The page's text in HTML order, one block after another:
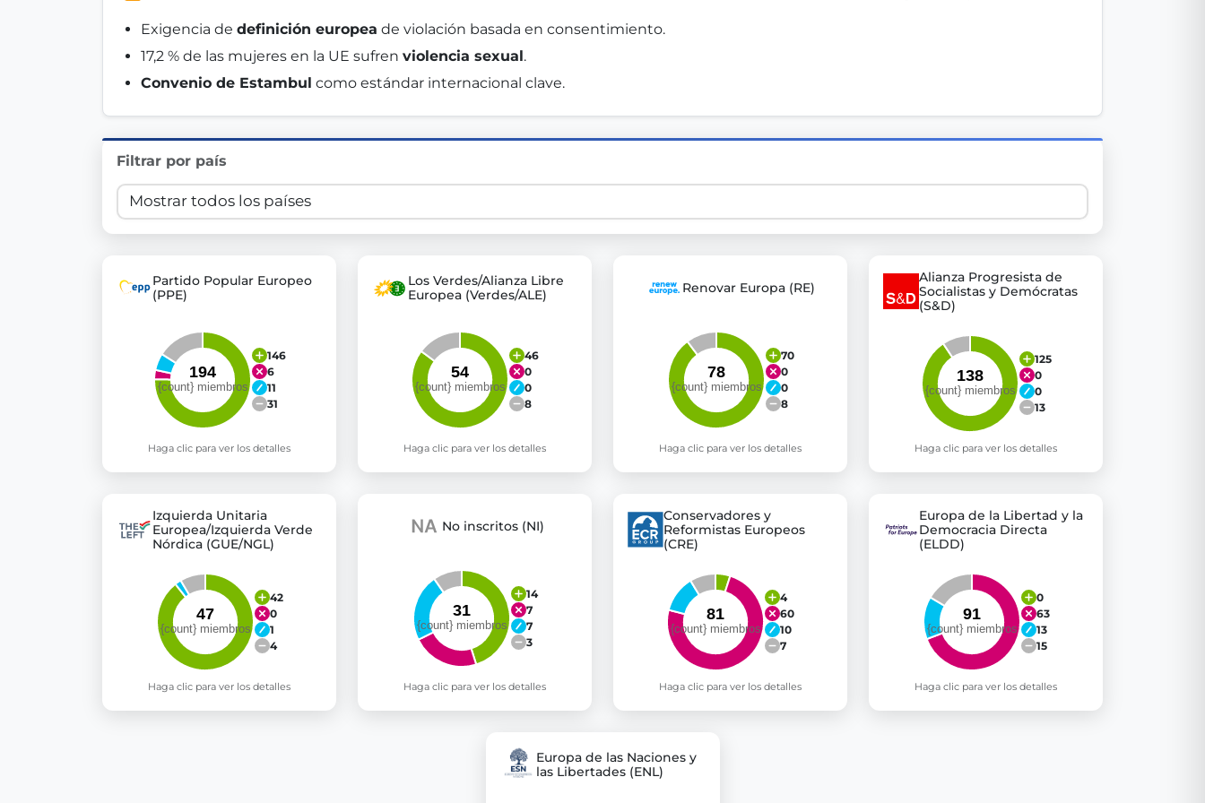
Innovation in Transparency
Check Some Votes (CSV) , one of Germany's most advanced transparency platforms, which lets citizens explore thousands of EU Parliament votes in a clear
Get Involved
Become a member:Join us to advance digital democracy and transparency in Germany and Europe.
Contribute your skills in technology, design, policy, or activism.
Support democracy:Help us strengthen accountability and bring politics closer to citizens.
Exigencia de definición europea de violación basada en consentimiento.
17,2 % de las mujeres en la UE sufren violencia sexual.
Convenio de Estambul como estándar internacional clave.
Filtrar por país
Partido Popular Europeo
(PPE)
146
6
11
31
Haga clic para ver los detalles
Los Verdes/Alianza Libre
Europea (Verdes/ALE)
46
0
0
8
Haga clic para ver los detalles
Renovar Europa (RE)
70
0
0
8
Haga clic para ver los detalles
Alianza Progresista de
Socialistas y Demócratas
(S&D)
125
0
0
13
Haga clic para ver los detalles
Izquierda Unitaria
Europea/Izquierda Verde
Nórdica (GUE/NGL)
42
0
1
4
Haga clic para ver los detalles
No inscritos (NI)
14
7
7
3
Haga clic para ver los detalles
Conservadores y
Reformistas Europeos
(CRE)
4
60
10
7
Haga clic para ver los detalles
Europa de la Libertad y la
Democracia Directa
(ELDD)
0
63
13
15
Haga clic para ver los detalles
Europa de las Naciones y
las Libertades (ENL)